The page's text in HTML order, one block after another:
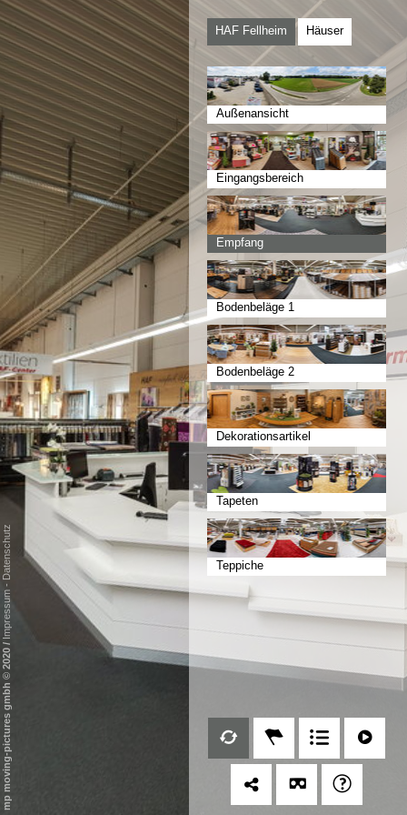
HAF Fellheim Häuser
Außenansicht
Eingangsbereich
Empfang
Bodenbeläge 1
Bodenbeläge 2
Dekorationsartikel
Tapeten
Teppiche
mp moving-pictures gmbh © 2020
/
Impressum
-
Datenschutz